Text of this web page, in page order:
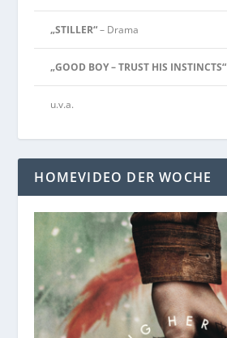
„STILLER“– Drama
„GOOD BOY – TRUST HIS INSTINCTS“
u.v.a.
HOMEVIDEO DER WOCHE